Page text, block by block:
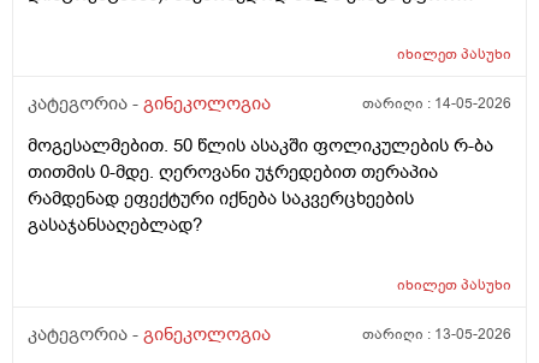
ვიზიტი) მსურს აპარატული მასაჟის - ენდოსფერო
კეთდება და ვიბრაციის მეშვეობით აუმჯობესებს
მაინტერესებს, მუცლის არეზე დასაშვებია ეს
პროცედურა?
იხილეთპასუხი
კატეგორია - გინეკოლოგია თარიღი : 14-05-2026
მოგესალმებით. 50 წლის ასაკში ფოლიკულების რ-ბა
თითმის 0-მდე. ღეროვანი უჯრედებით თერაპია
რამდენად ეფექტური იქნება საკვერცხეების
გასაჯანსაღებლად?
იხილეთპასუხი
კატეგორია - გინეკოლოგია თარიღი : 13-05-2026